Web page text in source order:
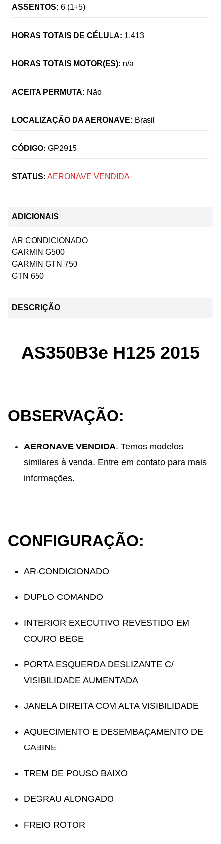
ASSENTOS: 6 (1+5)
HORAS TOTAIS DE CÉLULA: 1.413
HORAS TOTAIS MOTOR(ES): n/a
ACEITA PERMUTA: Não
LOCALIZAÇÃO DA AERONAVE: Brasil
CÓDIGO: GP2915
STATUS: AERONAVE VENDIDA
ADICIONAIS
AR CONDICIONADO
GARMIN G500
GARMIN GTN 750
GTN 650
DESCRIÇÃO
AS350B3e H125 2015
OBSERVAÇÃO:
AERONAVE VENDIDA. Temos modelos
similares à venda. Entre em contato para mais
informações.
CONFIGURAÇÃO:
AR-CONDICIONADO
DUPLO COMANDO
INTERIOR EXECUTIVO REVESTIDO EM
COURO BEGE
PORTA ESQUERDA DESLIZANTE C/
VISIBILIDADE AUMENTADA
JANELA DIREITA COM ALTA VISIBILIDADE
AQUECIMENTO E DESEMBAÇAMENTO DE
CABINE
TREM DE POUSO BAIXO
DEGRAU ALONGADO
FREIO ROTOR